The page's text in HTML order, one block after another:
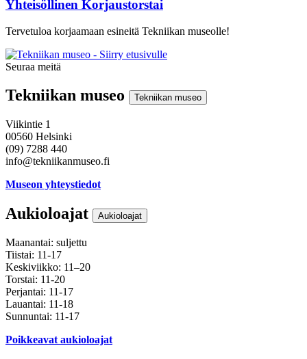
Yhteisöllinen Korjaustorstai
Tervetuloa korjaamaan esineitä Tekniikan museolle!
Seuraa meitä
Tekniikan museo Tekniikan museo
Viikintie 1
00560 Helsinki
(09) 7288 440
info@tekniikanmuseo.fi
Museon yhteystiedot
Aukioloajat Aukioloajat
Maanantai: suljettu
Tiistai: 11-17
Keskiviikko: 11–20
Torstai: 11-20
Perjantai: 11-17
Lauantai: 11-18
Sunnuntai: 11-17
Poikkeavat aukioloajat